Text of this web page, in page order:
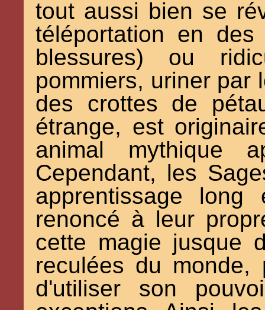
tout aussi bien se
téléportation en
blessures) ou
pommiers, uriner par
des crottes de
étrange, est
animal mythique
Cependant, les
apprentissage
renoncé à leur
cette magie jusque
reculées du monde,
d'utiliser son